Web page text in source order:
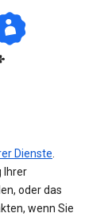
Dienste
Ihrer
oder das
wenn Sie